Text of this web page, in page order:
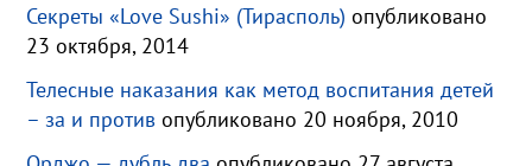
Секреты «Love Sushi» (Тирасполь) опубликовано
23 октября, 2014
Телесные наказания как метод воспитания детей
– за и против опубликовано 20 ноября, 2010